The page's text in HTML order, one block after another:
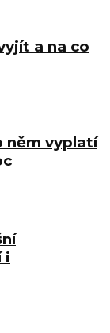
a na co
něm vyplatí
i